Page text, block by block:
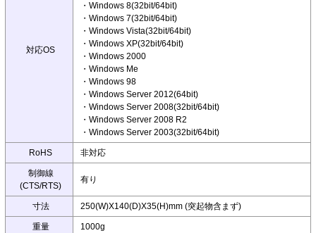
対応OS
・Windows 8(32bit/64bit)
・Windows 7(32bit/64bit)
・Windows Vista(32bit/64bit)
・Windows XP(32bit/64bit)
・Windows 2000
・Windows Me
・Windows 98
・Windows Server 2012(64bit)
・Windows Server 2008(32bit/64bit)
・Windows Server 2008 R2
・Windows Server 2003(32bit/64bit)
RoHS 非対応
制御線
(CTS/RTS)
有り
寸法 250(W)X140(D)X35(H)mm (突起物含まず)
重量 1000g